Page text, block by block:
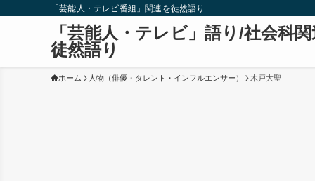
「芸能人・テレビ番組」関連を徒然語り
「芸能人・テレビ」語り/社会科
徒然語り
ホーム 人物（俳優・タレント・インフルエンサー） 木戸大聖